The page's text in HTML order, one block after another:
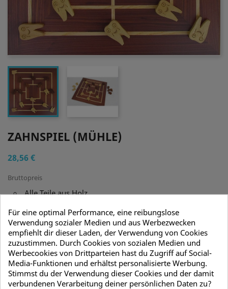
ZAHNSPIEL (MÜHLE)
28,56 €
Bruttopreis
Alle Teile aus Holz
alternativ auch mit faltbarem Mühleplan von Weible
Mengenrabatt
Menge Stückpreis Sie sparen
10 23,80 € 47,60 €
Für eine optimal Performance, eine reibungslose
Verwendung sozialer Medien und aus Werbezwecken
empfiehlt dir dieser Laden, der Verwendung von Cookies
zuzustimmen. Durch Cookies von sozialen Medien und
Werbecookies von Drittparteien hast du Zugriff auf Social-
Media-Funktionen und erhältst personalisierte Werbung.
Stimmst du der Verwendung dieser Cookies und der damit
verbundenen Verarbeitung deiner persönlichen Daten zu?